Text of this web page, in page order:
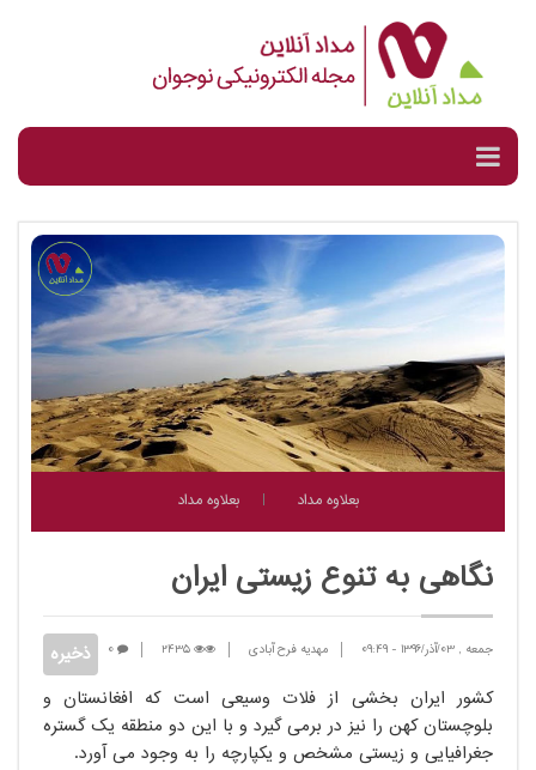
بعلاوه مداد بعلاوه مداد
نگاهی به تنوع زیستی ایران
جمعه , 03/آذر/1396 -
09:49 مهدیه فرح آبادی 2435
کشور ایران بخشی از فلات وسیعی است که افغانستان و
بلوچستان کهن را نیز در برمی گیرد و با این دو منطقه یک گستره
جغرافیایی و زیستی مشخص و یکپارچه را به وجود می آورد.